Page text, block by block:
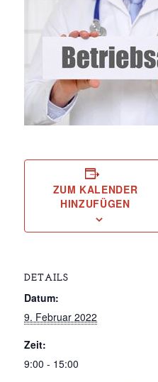
ZUM KALENDER
HINZUFÜGEN
DETAILS
Datum:
9. Februar 2022
Zeit:
9:00 - 15:00